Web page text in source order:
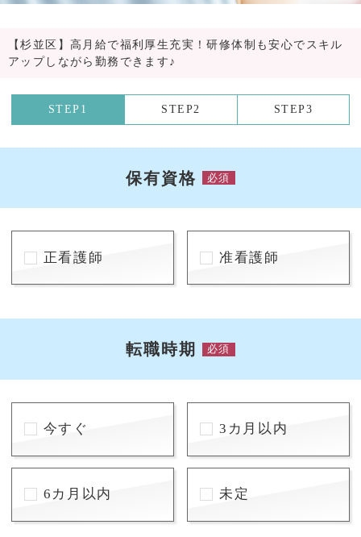
【杉並区】高月給で福利厚生充実！研修体制も安心でスキル
アップしながら勤務できます♪
STEP1 STEP2 STEP3
保有資格 必須
正看護師 准看護師
転職時期 必須
今すぐ 3カ月以内
6カ月以内 未定